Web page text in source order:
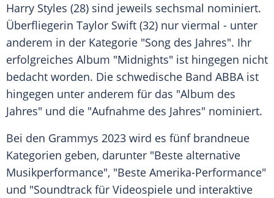
Harry Styles (28) sind jeweils sechsmal nominiert.
Überfliegerin Taylor Swift (32) nur viermal - unter
anderem in der Kategorie "Song des Jahres". Ihr
erfolgreiches Album "Midnights" ist hingegen nicht
bedacht worden. Die schwedische Band ABBA ist
hingegen unter anderem für das "Album des
Jahres" und die "Aufnahme des Jahres" nominiert.
Bei den Grammys 2023 wird es fünf brandneue
Kategorien geben, darunter "Beste alternative
Musikperformance", "Beste Amerika-Performance"
und "Soundtrack für Videospiele und interaktive